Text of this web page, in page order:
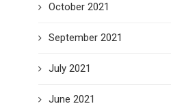
October 2021
September 2021
July 2021
June 2021